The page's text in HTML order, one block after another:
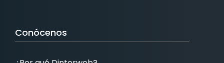
Conócenos